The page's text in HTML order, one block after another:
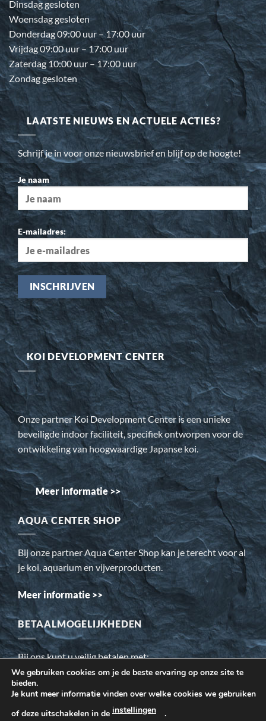
Dinsdag gesloten
Woensdag gesloten
Donderdag 09:00 uur – 17:00 uur
Vrijdag 09:00 uur – 17:00 uur
Zaterdag 10:00 uur – 17:00 uur
Zondag gesloten
LAATSTE NIEUWS EN ACTUELE ACTIES?
Schrijf je in voor onze nieuwsbrief en blijf op de hoogte!
Je naam
E-mailadres:
KOI DEVELOPMENT CENTER
Onze partner Koi Development Center is een unieke
beveiligde indoor faciliteit, specifiek ontworpen voor de
ontwikkeling van hoogwaardige Japanse koi.
Meer informatie >>
AQUA CENTER SHOP
Bij onze partner Aqua Center Shop kan je terecht voor al
je koi, aquarium en vijverproducten.
Meer informatie >>
BETAALMOGELIJKHEDEN
Bij ons kunt u veilig betalen met:
We gebruiken cookies om je de beste ervaring op onze site te
bieden.
Je kunt meer informatie vinden over welke cookies we gebruiken
of deze uitschakelen in de instellingen .
Wij gebruiken cookies om ervoor te zorgen dat onze website
voor de bezoeker beter werkt. Daarnaast gebruiken wij o.a.